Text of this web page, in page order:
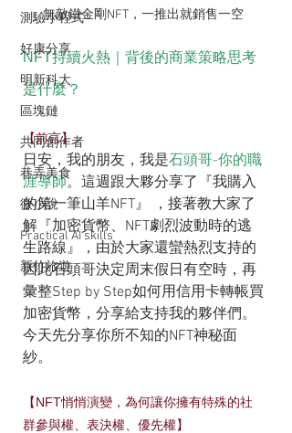
測驗小程式
好康分享
明新科大
區塊鏈
共同創作者
巷弄美食
微小說
Practical AI skills
新竹旅遊
無敵鐵金剛NFT，一推出就銷售一空
NFT持續火熱｜背後的商業策略思考
是什麼？
【前言】
日安，我的朋友，我是石頭哥-你的職
涯導師。這週跟大夥分享了『我購入
的第一筆山羊NFT』 ，接著教大家了
解『加密貨幣、NFT劇烈波動時的逃
生路線』，由於大家還蠻熱烈支持的
因此石頭哥決定周末假日有空時，再
彙整Step by Step如何用信用卡轉帳買
加密貨幣，分享給支持我的夥伴們。
今天先分享你所不知的NFT神秘面
紗。
【NFT悄悄演變，為何讓你擁有特殊的社
群參與權、表決權、優先權】